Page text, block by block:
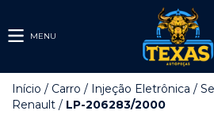
MENU
Início / Carro / Injeção Eletrônica /
Renault / LP-206283/2000